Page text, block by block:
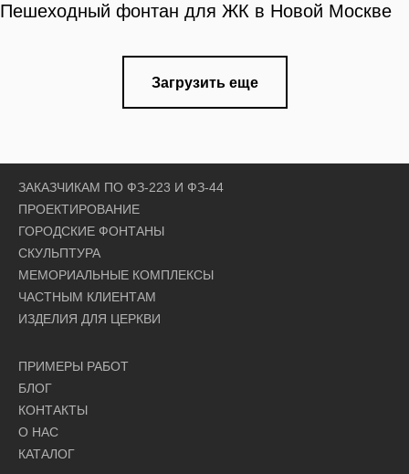
Пешеходный фонтан для ЖК в Новой Москве
Загрузить еще
ЗАКАЗЧИКАМ ПО ФЗ-223 И ФЗ-44
ПРОЕКТИРОВАНИЕ
ГОРОДСКИЕ ФОНТАНЫ
СКУЛЬПТУРА
МЕМОРИАЛЬНЫЕ КОМПЛЕКСЫ
ЧАСТНЫМ КЛИЕНТАМ
ИЗДЕЛИЯ ДЛЯ ЦЕРКВИ
ПРИМЕРЫ РАБОТ
БЛОГ
КОНТАКТЫ
О НАС
КАТАЛОГ